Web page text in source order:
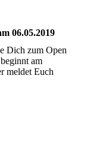
06.05.2019
Dich zum Open
am
meldet Euch